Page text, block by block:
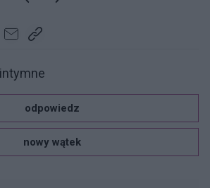
odpowiedz
nowy wątek